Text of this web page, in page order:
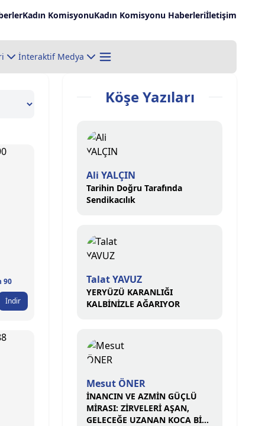
Kadın KomisyonuKadın Komisyonu Haberleriİletişim
İnteraktif Medya
90
İndir
Köşe Yazıları
Ali YALÇIN
Tarihin Doğru Tarafında
Sendikacılık
Talat YAVUZ
YERYÜZÜ KARANLIĞI
KALBİNİZLE AĞARIYOR
Mesut ÖNER
İNANCIN VE AZMİN GÜÇLÜ
MİRASI: ZİRVELERİ AŞAN,
GELECEĞE UZANAN KOCA BİR